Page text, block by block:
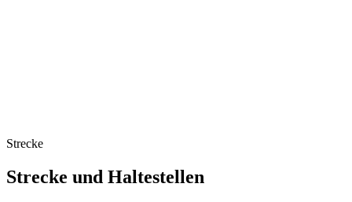
Strecke
Strecke und Haltestellen